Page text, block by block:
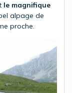
le magnifique
alpage de
proche.